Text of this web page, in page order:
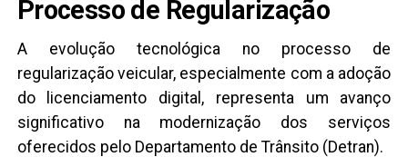
Processo de Regularização
A evolução tecnológica no processo de
regularização veicular, especialmente com a adoção
do licenciamento digital, representa um avanço
significativo na modernização dos serviços
oferecidos pelo Departamento de Trânsito (Detran).